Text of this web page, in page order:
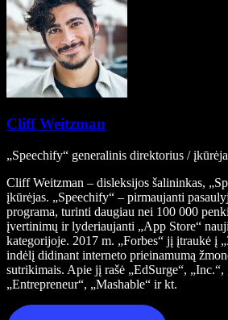
Cliff Weitzman
„Speechify“ generalinis direktorius /
Cliff Weitzman – disleksijos šalininkas,
įkūrėjas. „Speechify“ – pirmaujanti
programa, turinti daugiau nei 100 000
įvertinimų ir lyderiaujanti „App Store“
kategorijoje. 2017 m. „Forbes“ jį įtraukė į
indėlį didinant interneto prieinamumą
sutrikimais. Apie jį rašė „EdSurge“, „Inc.“,
„Entrepreneur“, „Mashable“ ir kt.